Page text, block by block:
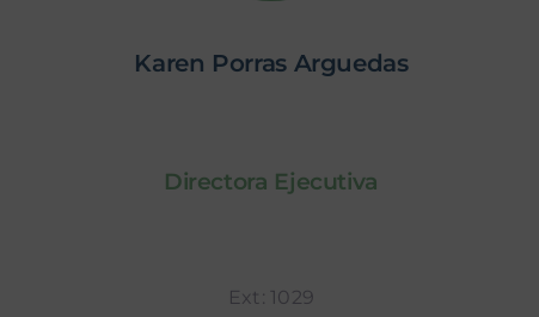
Karen Porras Arguedas
Directora Ejecutiva
Ext: 1029